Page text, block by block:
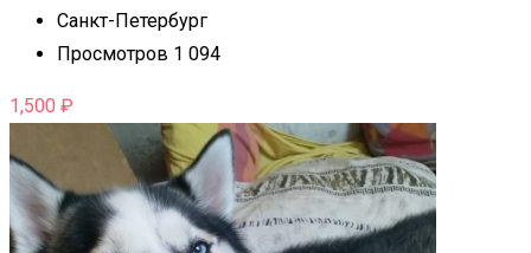
Санкт-Петербург
Просмотров 1 094
1,500 ₽